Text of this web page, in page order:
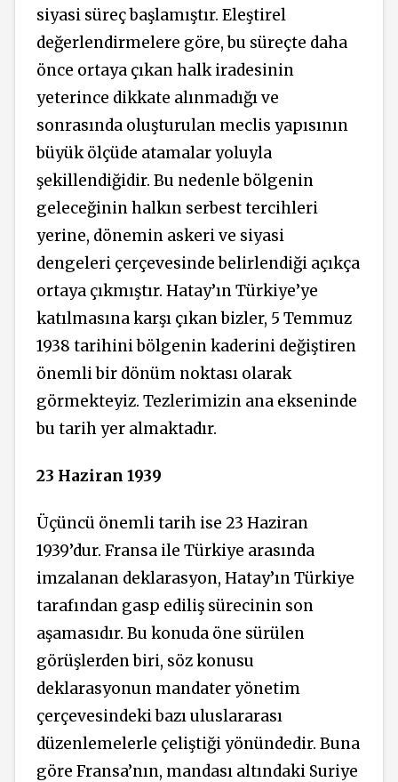
siyasi süreç başlamıştır. Eleştirel
değerlendirmelere göre, bu süreçte daha
önce ortaya çıkan halk iradesinin
yeterince dikkate alınmadığı ve
sonrasında oluşturulan meclis yapısının
büyük ölçüde atamalar yoluyla
şekillendiğidir. Bu nedenle bölgenin
geleceğinin halkın serbest tercihleri
yerine, dönemin askeri ve siyasi
dengeleri çerçevesindebelirlendiği açıkça
ortaya çıkmıştır. Hatay’ın Türkiye’ye
katılmasına karşı çıkan bizler, 5 Temmuz
1938 tarihini bölgenin kaderini değiştiren
önemli bir dönüm noktası olarak
görmekteyiz. Tezlerimizin ana ekseninde
bu tarih yer almaktadır.
23 Haziran 1939
Üçüncü önemli tarih ise 23 Haziran
1939’dur. Fransa ile Türkiye arasında
imzalanan deklarasyon, Hatay’ın Türkiye
tarafından gasp ediliş sürecinin son
aşamasıdır. Bu konuda öne sürülen
görüşlerden biri, söz konusu
deklarasyonun mandater yönetim
çerçevesindeki bazı uluslararası
düzenlemelerle çeliştiği yönündedir. Buna
göre Fransa’nın, mandası altındaki Suriye